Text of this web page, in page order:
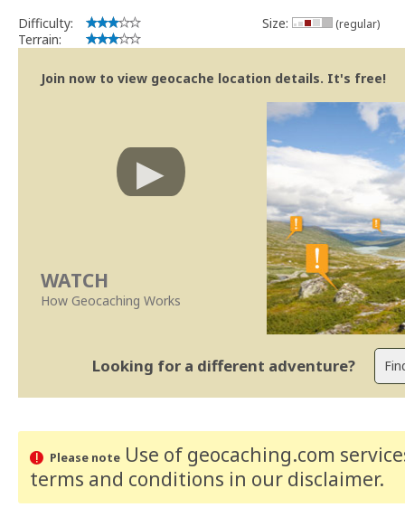
Community Volunteer Reviewer
Centro de Ajuda
Trabalhar com o Revisor
Revisões mais rápidas
Linhas Orientação| Políticas Regionais - Portugal
Difficulty:
Terrain:
Size: (regular)
Join now to view geocache location details. It's free!
WATCH
How Geocaching Works
Looking for a different adventure?
Please noteUse of geocaching.com
terms and conditions in our disclaimer.